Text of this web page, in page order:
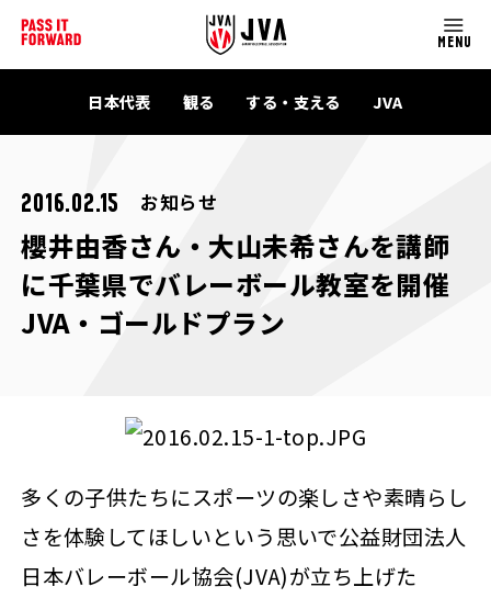
MENU
日本代表 観る する・支える JVA
2016.02.15 お知らせ
櫻井由香さん・大山未希さんを講師
に千葉県でバレーボール教室を開催
JVA・ゴールドプラン
多くの子供たちにスポーツの楽しさや素晴らし
さを体験してほしいという思いで公益財団法人
日本バレーボール協会(JVA)が立ち上げた